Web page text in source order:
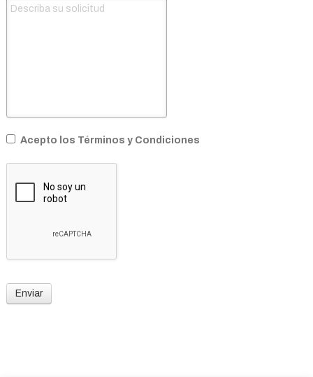
Acepto los Términos y Condiciones
Enviar